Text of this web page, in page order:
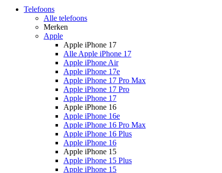
Telefoons
Alle telefoons
Merken
Apple
Apple iPhone 17
Alle Apple iPhone 17
Apple iPhone Air
Apple iPhone 17e
Apple iPhone 17 Pro Max
Apple iPhone 17 Pro
Apple iPhone 17
Apple iPhone 16
Apple iPhone 16e
Apple iPhone 16 Pro Max
Apple iPhone 16 Plus
Apple iPhone 16
Apple iPhone 15
Apple iPhone 15 Plus
Apple iPhone 15